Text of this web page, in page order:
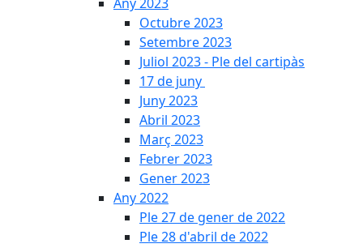
Octubre 2023
Setembre 2023
Juliol 2023 - Ple del cartipàs
17 de juny
Juny 2023
Abril 2023
Març 2023
Febrer 2023
Gener 2023
Any 2022
Ple 27 de gener de 2022
Ple 28 d'abril de 2022